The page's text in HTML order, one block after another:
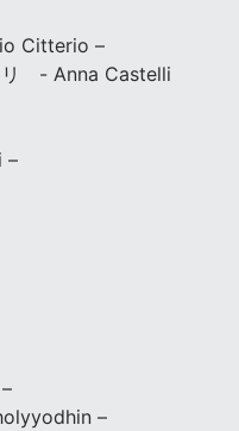
Citterio –
リ - Anna Castelli
–
–